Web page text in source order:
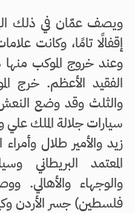
ويصف عمّان في ذلك
إقفالًا تامًا، وكانت
وعند خروج الموكب منها
الفقيد الأعظم. خرج
والثلث وقد وضع
سيارات جلالة الملك علي
زيد والأمير طلال
المعتمد البريطاني
والوجهاء والأهالي.
فلسطين) جسر الأردن